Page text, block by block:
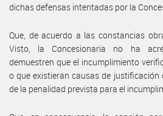
dichas defensas intentadas por la
Que, de acuerdo a las constancias
Visto, la Concesionaria no ha
demuestren que el incumplimiento
o que existieran causas de
de la penalidad prevista para el